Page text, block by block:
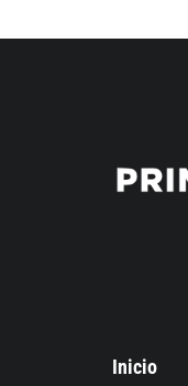
Inicio